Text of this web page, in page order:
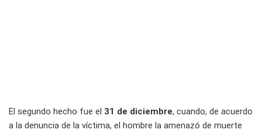
El segundo hecho fue el 31 de diciembre, cuando, de acuerdo
a la denuncia de la víctima, el hombre la amenazó de muerte